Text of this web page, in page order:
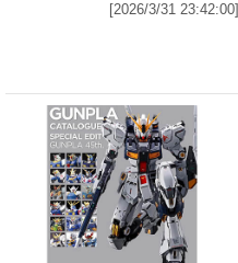
[2026/3/31 23:42:00]